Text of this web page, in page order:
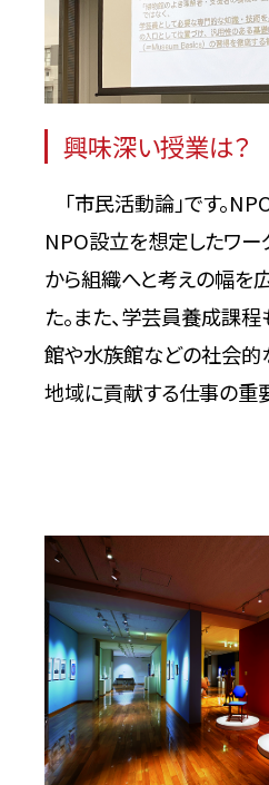
興味深い授業は？
「市民活動論」です。
NPO設立を想定したワー
から組織へと考えの幅を
た。また、学芸員養成課
館や水族館などの社会的
地域に貢献する仕事の重